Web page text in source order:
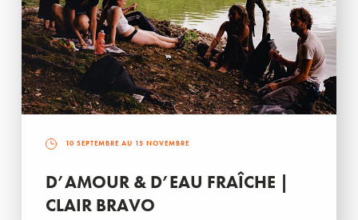
10 SEPTEMBRE AU 15 NOVEMBRE
D’AMOUR & D’EAU FRAÎCHE |
CLAIR BRAVO